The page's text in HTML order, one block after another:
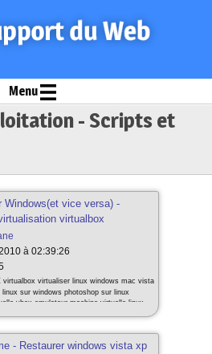
Menu
- Scripts et
Windows(et vice versa) -
virtualbox
à 02:39:26
virtualbox virtualiser linux windows mac vista
linux sur windows photoshop sur linux
vbox emulateur machine virtuelle linux
- Restaurer windows vista xp